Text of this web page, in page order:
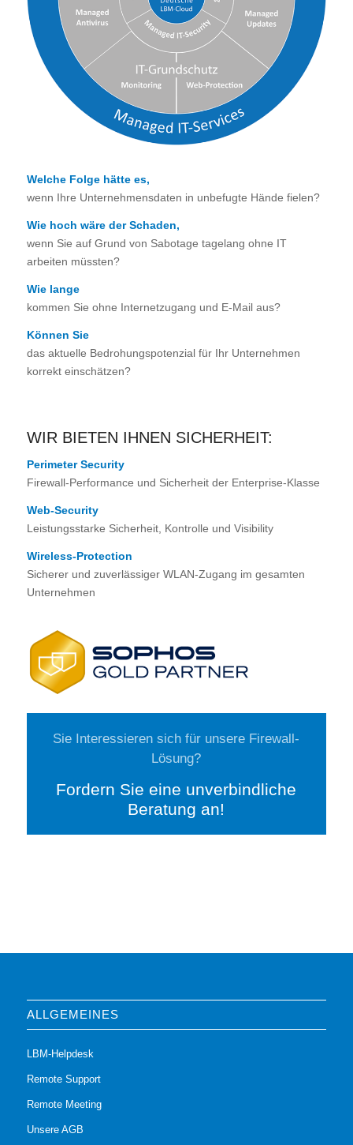
Welche Folge hätte es,
wenn Ihre Unternehmensdaten in unbefugte Hände fielen?
Wie hoch wäre der Schaden,
wenn Sie auf Grund von Sabotage tagelang ohne IT
arbeiten müssten?
Wie lange
kommen Sie ohne Internetzugang und E-Mail aus?
Können Sie
das aktuelle Bedrohungspotenzial für Ihr Unternehmen
korrekt einschätzen?
WIR BIETEN IHNEN SICHERHEIT:
Perimeter Security
Firewall-Performance und Sicherheit der Enterprise-Klasse
Web-Security
Leistungsstarke Sicherheit, Kontrolle und Visibility
Wireless-Protection
Sicherer und zuverlässiger WLAN-Zugang im gesamten
Unternehmen
Sie Interessieren sich für unsere Firewall-
Lösung?
Fordern Sie eine unverbindliche
Beratung an!
ALLGEMEINES
LBM-Helpdesk
Remote Support
Remote Meeting
Unsere AGB